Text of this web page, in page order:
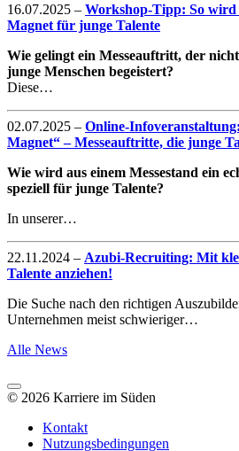
16.07.2025 – Workshop-Tipp: So wird
Magnet für junge Talente
Wie gelingt ein Messeauftritt, der
junge Menschen begeistert?
Diese…
02.07.2025 – Online-
Magnet“ – Messeauftritte, die junge
Wie wird aus einem Messestand ein
speziell für junge Talente?
In unserer…
22.11.2024 – Azubi-Recruiting: Mit
Talente anziehen!
Die Suche nach den richtigen
Unternehmen meist schwieriger…
Alle News
© 2026 Karriere im Süden
Kontakt
Nutzungsbedingungen